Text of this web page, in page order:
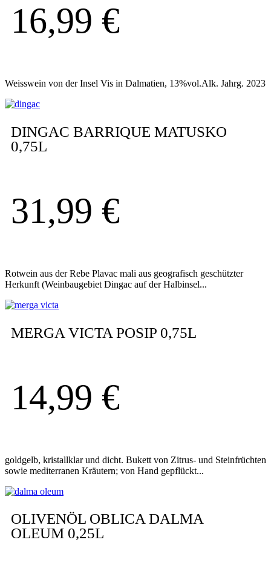
16,99 €
Weisswein von der Insel Vis in Dalmatien, 13%vol.Alk. Jahrg. 2023
DINGAC BARRIQUE MATUSKO
0,75L
31,99 €
Rotwein aus der Rebe Plavac mali aus geografisch geschützter
Herkunft (Weinbaugebiet Dingac auf der Halbinsel...
MERGA VICTA POSIP 0,75L
14,99 €
goldgelb, kristallklar und dicht. Bukett von Zitrus- und Steinfrüchten
sowie mediterranen Kräutern; von Hand gepflückt...
OLIVENÖL OBLICA DALMA
OLEUM 0,25L